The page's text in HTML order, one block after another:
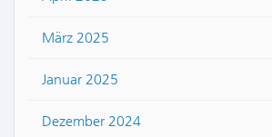
März 2025
Januar 2025
Dezember 2024